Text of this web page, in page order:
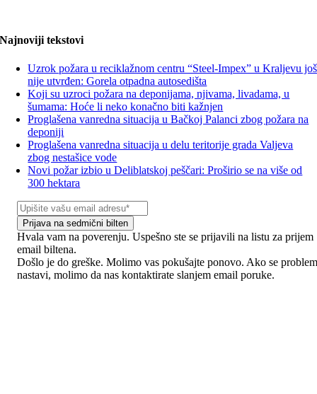
Najnoviji tekstovi
Uzrok požara u reciklažnom centru “Steel-Impex” u Kraljevu još
nije utvrđen: Gorela otpadna autosedišta
Koji su uzroci požara na deponijama, njivama, livadama, u
šumama: Hoće li neko konačno biti kažnjen
Proglašena vanredna situacija u Bačkoj Palanci zbog požara na
deponiji
Proglašena vanredna situacija u delu teritorije grada Valjeva
zbog nestašice vode
Novi požar izbio u Deliblatskoj peščari: Proširio se na više od
300 hektara
Prijava na sedmični bilten
Hvala vam na poverenju. Uspešno ste se prijavili na listu za prijem
email biltena.
Došlo je do greške. Molimo vas pokušajte ponovo. Ako se
nastavi, molimo da nas kontaktirate slanjem email poruke.